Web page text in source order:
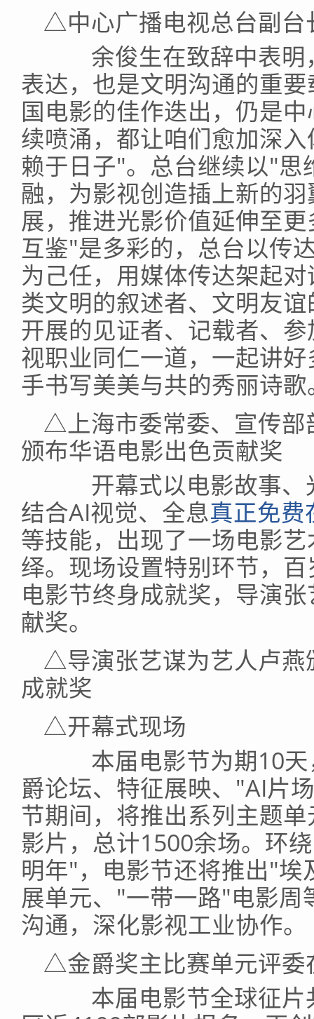
△中心广播电视总台副台
余俊生在致辞中表明
表达，也是文明沟通的重
国电影的佳作迭出，仍是
续喷涌，都让咱们愈加深
赖于日子"。总台继续以"
融，为影视创造插上新的
展，推进光影价值延伸至
互鉴"是多彩的，总台以传
为己任，用媒体传达架起
类文明的叙述者、文明友
开展的见证者、记载者、
视职业同仁一道，一起讲
手书写美美与共的秀丽诗歌
△上海市委常委、宣传部
颁布华语电影出色贡献奖
开幕式以电影故事、
结合AI视觉、全息真正免费
等技能，出现了一场电影
绎。现场设置特别环节，
电影节终身成就奖，导演
献奖。
△导演张艺谋为艺人卢燕
成就奖
△开幕式现场
本届电影节为期10天
爵论坛、特征展映、"AI片
节期间，将推出系列主题
影片，总计1500余场。环
明年"，电影节还将推出"
展单元、"一带一路"电影
沟通，深化影视工业协作。
△金爵奖主比赛单元评委
本届电影节全球征片